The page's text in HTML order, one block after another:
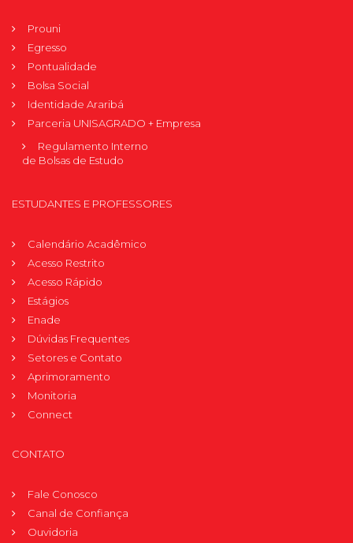
Prouni
Egresso
Pontualidade
Bolsa Social
Identidade Araribá
Parceria UNISAGRADO + Empresa
Regulamento Interno
de Bolsas de Estudo
ESTUDANTES E PROFESSORES
Calendário Acadêmico
Acesso Restrito
Acesso Rápido
Estágios
Enade
Dúvidas Frequentes
Setores e Contato
Aprimoramento
Monitoria
Connect
CONTATO
Fale Conosco
Canal de Confiança
Ouvidoria